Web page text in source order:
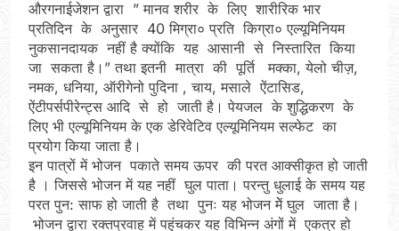
औरगनाईजेशन द्वारा ” मानव शरीर के लिए शारीरिक भार
प्रतिदिन के अनुसार 40 मिग्रा० प्रति किग्रा० एल्यूमिनियम
नुकसानदायक नहीं है क्योंकि यह आसानी से निस्तारित किया
जा सकता है।” तथा इतनी मात्रा की पूर्ति मक्का, येलो चीज़,
नमक, धनिया, ऑरीगेनो पुदिना , चाय, मसाले ऐंटासिड,
ऐंटीपर्सपीरेन्ट्स आदि से हो जाती है। पेयजल के शुद्धिकरण के
लिए भी एल्यूमिनियम के एक डेरिवेटिव एल्यूमिनियम सल्फेट का
प्रयोग किया जाता है।
इन पात्रों में भोजन पकाते समय ऊपर की परत आक्सीकृत हो जाती
है । जिससे भोजन में यह नहीं घुल पाता। परन्तु धुलाई के समय यह
परत पुन: साफ हो जाती है तथा पुनः यह भोजन मेें घुल जाता है।
भोजन द्वारा रक्तप्रवाह में पहुंचकर यह विभिन्न अंगों में एकत्र हो